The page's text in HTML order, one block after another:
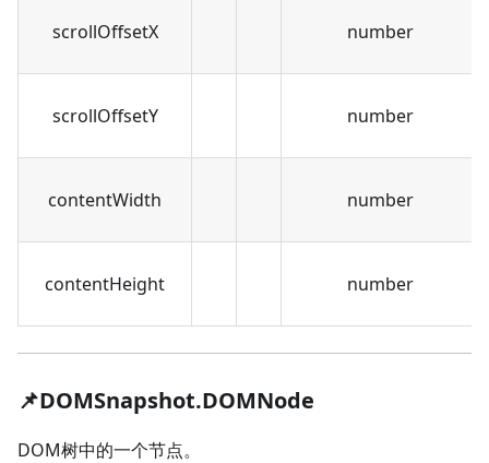
scrollOffsetX number
scrollOffsetY number
contentWidth number
contentHeight number
📌DOMSnapshot.DOMNode
DOM树中的一个节点。